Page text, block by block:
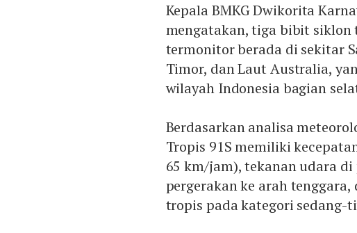
Kepala BMKG Dwikorita
mengatakan, tiga bibit siklon
termonitor berada di sekitar
Timor, dan Laut Australia,
wilayah Indonesia bagian
Berdasarkan analisa
Tropis 91S memiliki
65 km/jam), tekanan udara di
pergerakan ke arah
tropis pada kategori sedang-